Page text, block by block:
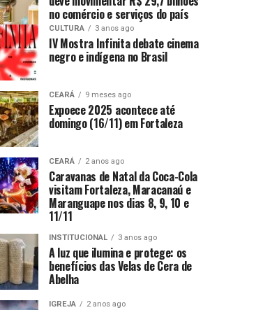
no comércio e serviços do país
CULTURA 3 anos ago
IV Mostra Infinita debate cinema
negro e indígena no Brasil
CEARÁ 9 meses ago
Expoece 2025 acontece até
domingo (16/11) em Fortaleza
CEARÁ 2 anos ago
Caravanas de Natal da Coca-Cola
visitam Fortaleza, Maracanaú e
Maranguape nos dias 8, 9, 10 e
11/11
INSTITUCIONAL 3 anos ago
A luz que ilumina e protege: os
benefícios das Velas de Cera de
Abelha
IGREJA 2 anos ago